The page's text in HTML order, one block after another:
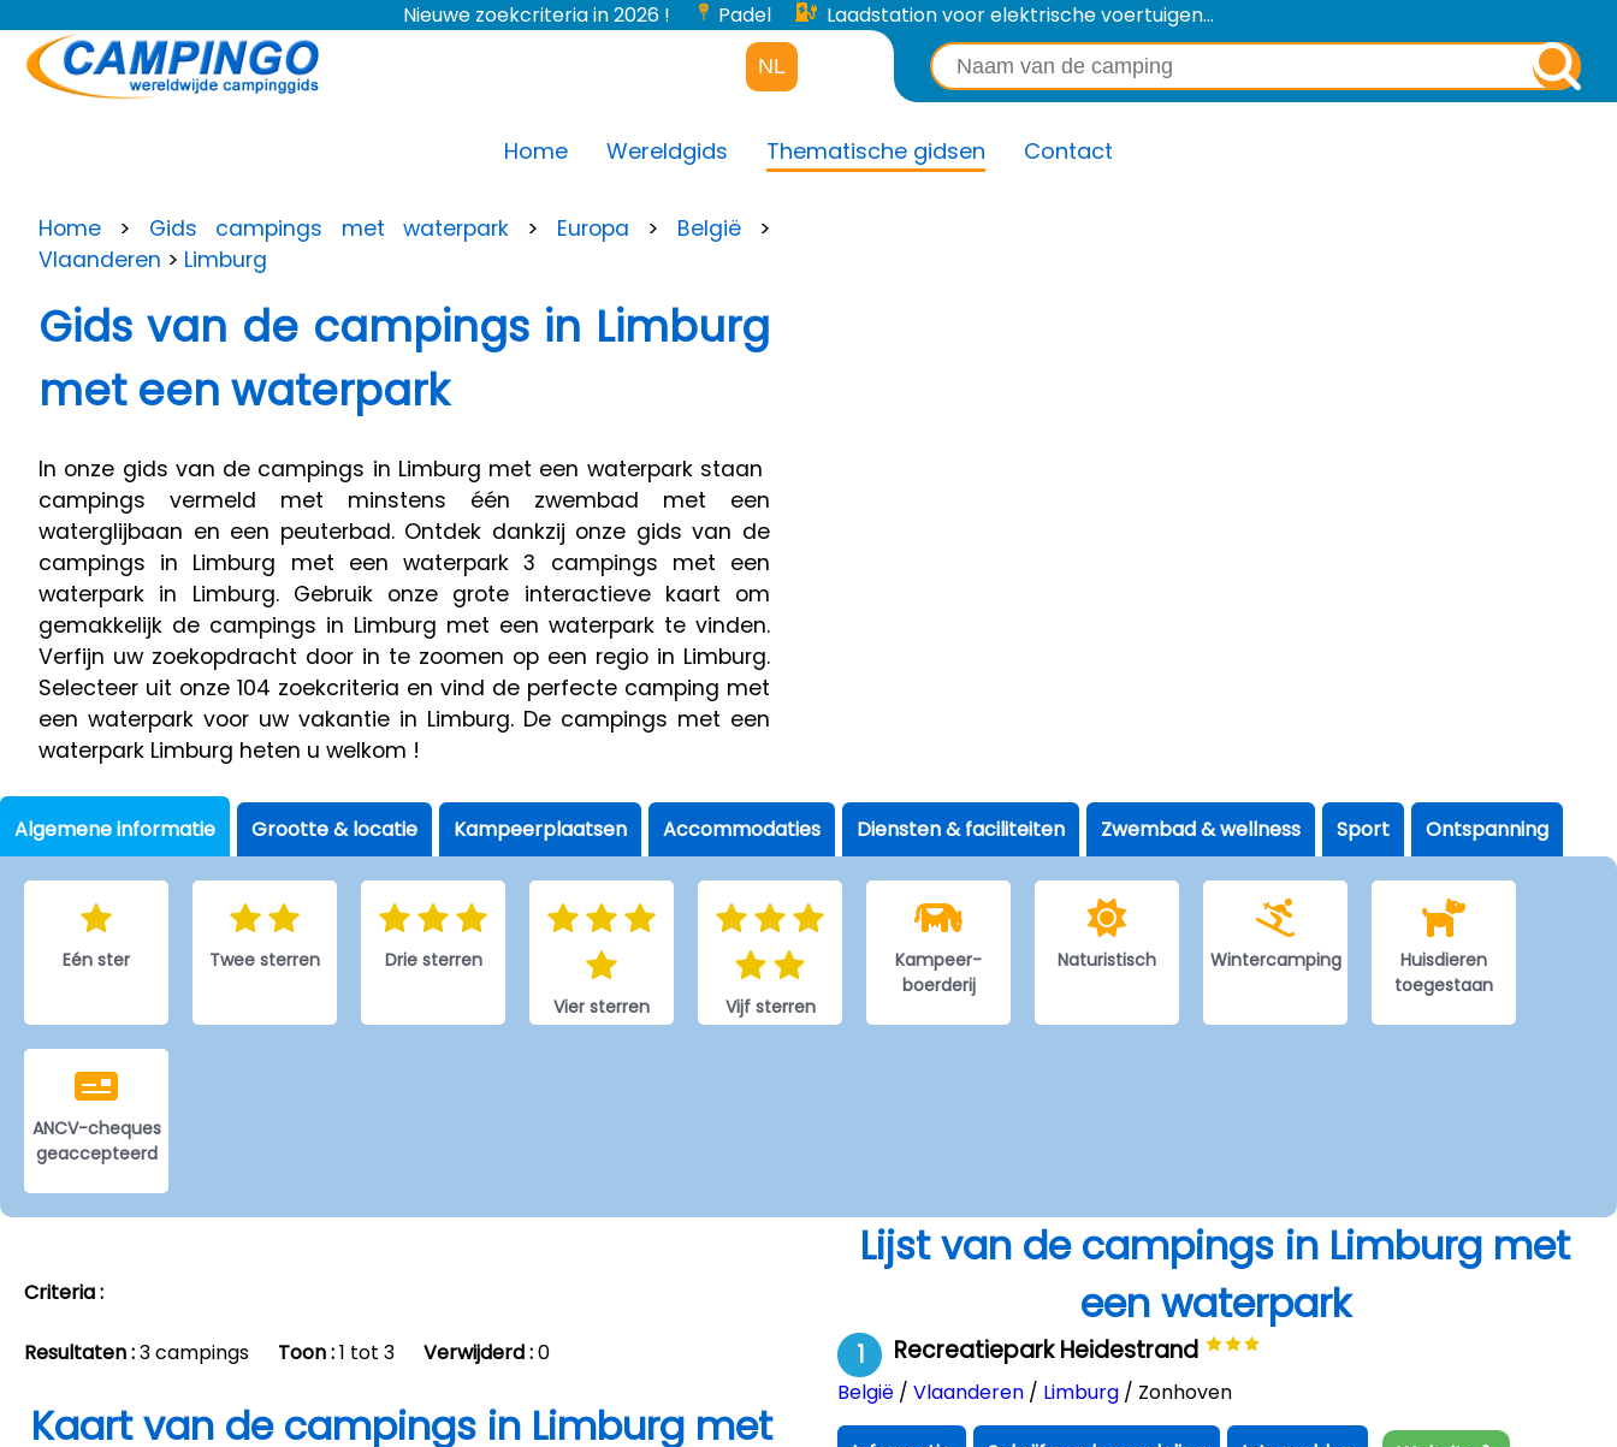
Nieuwe zoekcriteria in 2026 ! Padel Laadstation voor elektrische voertuigen...
Home Wereldgids Thematische gidsen Contact
NL
Home > Gids campings met waterpark > Europa > België>
Vlaanderen > Limburg
Gids van de campings in Limburg
met een waterpark
In onze gids van de campings in Limburg met een waterpark staan ​​
campings vermeld met minstens één zwembad met een
waterglijbaan en een peuterbad. Ontdek dankzij onze gids van de
campings in Limburg met een waterpark 3 campings met een
waterpark in Limburg. Gebruik onze grote interactieve kaart om
gemakkelijk de campings in Limburg met een waterpark te vinden.
Verfijn uw zoekopdracht door in te zoomen op een regio in Limburg.
Selecteer uit onze 104 zoekcriteria en vind de perfecte camping met
een waterpark voor uw vakantie in Limburg. De campings met een
waterpark Limburg heten u welkom !
Algemene informatie
Eén ster Twee sterren
Drie sterren
Vier sterren
Vijf sterren
Kampeer-
boerderij
Naturistisch Wintercamping
Huisdieren
toegestaan
ANCV-cheques
geaccepteerd
Grootte & locatie Kampeerplaatsen Accommodaties Diensten & faciliteiten Zwembad & wellness Sport Ontspanning
Criteria :
Resultaten :3 campings Toon :1 tot 3 Verwijderd :0
Kaart van de campings in Limburg met
Lijst van de campings in Limburg met
een waterpark
1 Recreatiepark Heidestrand
België / Vlaanderen / Limburg / Zonhoven